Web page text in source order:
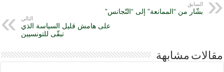
السابق
بشّار من “الممانعة” إلى “التّجانس”
التالي
على هامش قليل السياسة الذي
تبقّى للتونسيين
مقالات مشابهة